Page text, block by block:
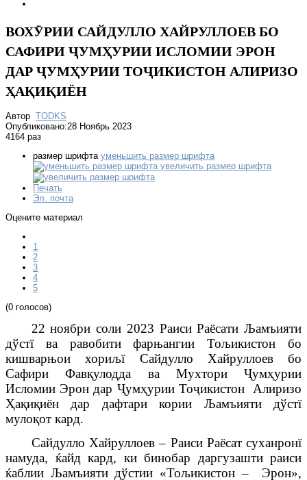
ВОХӮРИИ САЙДУЛЛО ХАЙРУЛЛОЕВ БО
САФИРИ ҶУМҲУРИИ ИСЛОМИИ ЭРОН
ДАР ҶУМҲУРИИ ТОҶИКИСТОН АЛИРИЗО
ҲАҚИҚИЁН
Автор TODKS
Опубликовано:28 Ноябрь 2023
4164 раз
размер шрифта уменьшить размер шрифта
увеличить размер шрифта
Печать
Эл. почта
Оцените материал
1
2
3
4
5
(0 голосов)
22 ноябри соли 2023 РаисиРаёсати Љамъияти
дўстї ва равобити фарњангии Тољикистон бо
кишварњои хориљї Сайдулло Хайруллоев бо
Сафири Фавқулодда ва Мухтори Ҷумҳурии
Исломии Эрон дар Ҷумҳурии Тоҷикистон Алиризо
Ҳақиқиён дар дафтари кории Љамъияти дўстї
мулоқот кард.
Сайдулло Хайруллоев – Раиси Раёсат суханронї
намуда, ќайд кард, ки бинобар даргузашти раиси
ќаблии Љамъияти дўстии «Тољикистон – Эрон»,